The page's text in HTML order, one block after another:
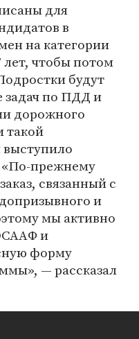
для
в
на категории
чтобы потом
будут
задач по ПДД и
дорожного
такой
прежнему
связанный с
и
мы активно
и
форму
— рассказал